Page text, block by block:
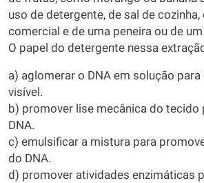
uso de detergente, de sal de cozinha,
comercial e de uma peneira ou de
O papel do detergente nessa
a) aglomerar o DNA em solução
visível.
b) promover lise mecânica do tecido
DNA.
c) emulsificar a mistura para
do DNA.
d) promover atividades enzimáticas